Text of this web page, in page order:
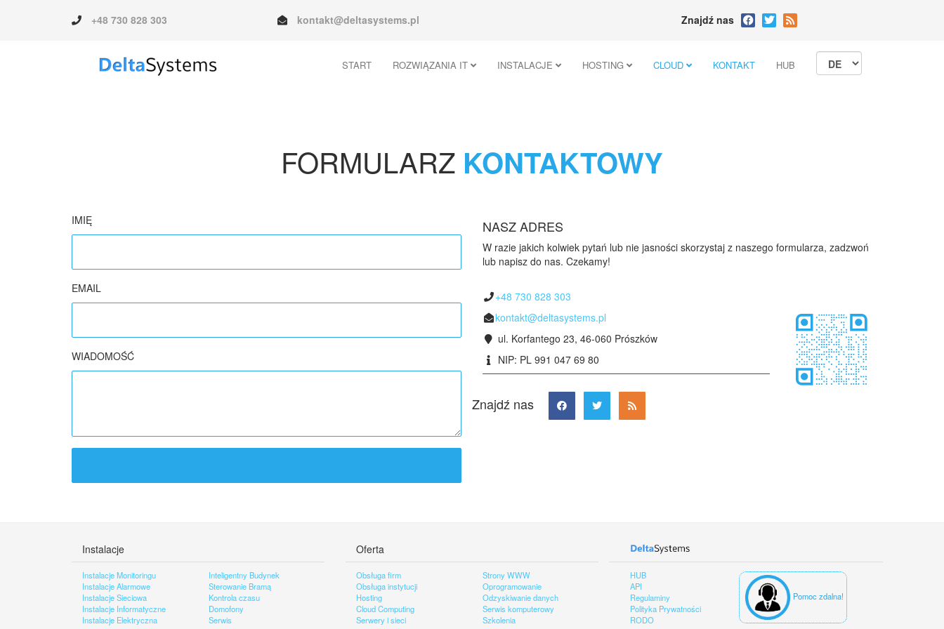
+48 730 828 303 kontakt@deltasystems.pl Znajdź nas
START ROZWIĄZANIA IT INSTALACJE HOSTING CLOUD KONTAKT HUB
FORMULARZ KONTAKTOWY
IMIĘ
EMAIL
WIADOMOŚĆ
NASZ ADRES
W razie jakich kolwiek pytań lub nie jasności skorzystaj z naszego formularza, zadzwoń
lub napisz do nas. Czekamy!
+48 730 828 303
kontakt@deltasystems.pl
ul. Korfantego 23, 46-060 Prószków
NIP: PL 991 047 69 80
Znajdź nas
Instalacje
Instalacje Monitoringu
Instalacje Alarmowe
Instalacje Sieciowa
Instalacje Informatyczne
Instalacje Elektryczna
Inteligentny Budynek
Sterowanie Bramą
Kontrola czasu
Domofony
Serwis
Oferta
Obsługa firm
Obsługa instytucji
Hosting
Cloud Computing
Serwery i sieci
Strony WWW
Oprogramowanie
Odzyskiwanie danych
Serwis komputerowy
Szkolenia
HUB
API
Regulaminy
Polityka Prywatności
RODO
Pomoc zdalna!